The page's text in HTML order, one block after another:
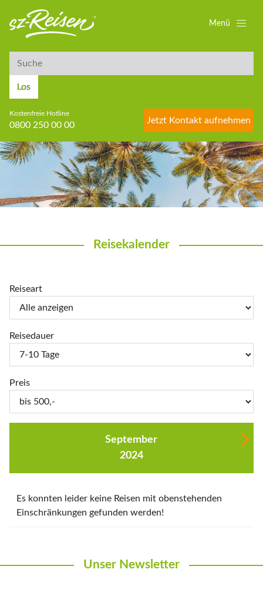
Suche
Los
Kostenfreie Hotline
0800 250 00 00
Jetzt Kontakt aufnehmen
Menü
Reisekalender
Reiseart
Reisedauer
Preis
September
2024
Es konnten leider keine Reisen mit obenstehenden
Einschränkungen gefunden werden!
Unser Newsletter